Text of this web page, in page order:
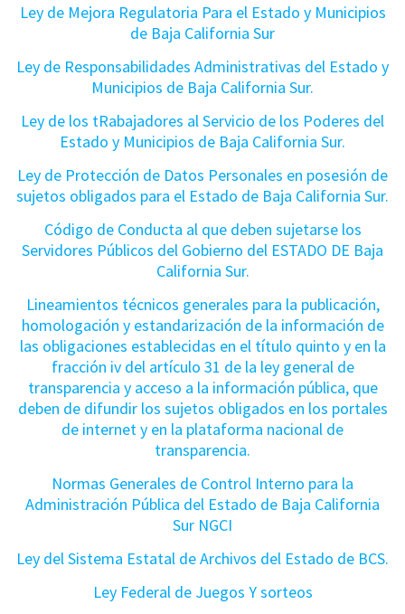
Ley de Mejora Regulatoria Para el Estado y Municipios
de Baja California Sur
Ley de Responsabilidades Administrativas del Estado y
Municipios de Baja California Sur.
Ley de los tRabajadores al Servicio de los Poderes del
Estado y Municipios de Baja California Sur.
Ley de Protección de Datos Personales en posesión de
sujetos obligados para el Estado de Baja California Sur.
Código de Conducta al que deben sujetarse los
Servidores Públicos del Gobierno del ESTADO DE Baja
California Sur.
Lineamientos técnicos generales para la publicación,
homologación y estandarización de la información de
las obligaciones establecidas en el título quinto y en la
fracción iv del artículo 31 de la ley general de
transparencia y acceso a la información pública, que
deben de difundir los sujetos obligados en los portales
de internet y en la plataforma nacional de
transparencia.
Normas Generales de Control Interno para la
Administración Pública del Estado de Baja California
Sur NGCI
Ley del Sistema Estatal de Archivos del Estado de BCS.
Ley Federal de Juegos Y sorteos